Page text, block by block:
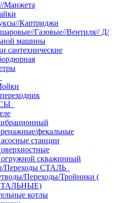
Манжета
Картриджи
Газовые//Вентиля// Д/
машины
сантехнические
фекальные
станции
скважинный
Переходы СТАЛЬ
Переходы/Тройники (
котлы